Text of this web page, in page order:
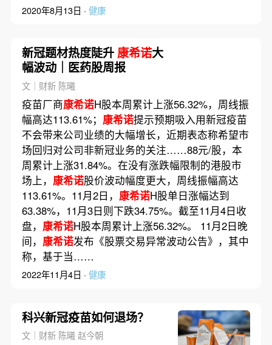
2020年8月13日 · 健康
新冠题材热度陡升康希诺大
幅波动｜医药股周报
文｜财新 陈曦
疫苗厂商康希诺H股本周累计上涨56.32%，周线振
幅高达113.61%； 康希诺提示预期吸入用新冠疫苗
不会带来公司业绩的大幅增长，近期表态称希望市
场回归对公司非新冠业务的关注……88元/股，本
周累计上涨31.84%。在没有涨跌幅限制的港股市
场上， 康希诺股价波动幅度更大，周线振幅高达
113.61%。11月2日， 康希诺H股单日涨幅达到
63.38%，11月3日则下跌34.75%。截至11月4日收
盘， 康希诺H股本周累计上涨56.32%。 11月2日晚
间， 康希诺发布《股票交易异常波动公告》，其中
称，基于当……
2022年11月4日 · 健康
科兴新冠疫苗如何退场？
文｜财新 陈曦 赵今朝